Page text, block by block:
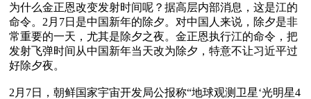
为什么金正恩改变发射时间呢？据高层内部消息，这是江的
命令。2月7日是中国新年的除夕。对中国人来说，除夕是非
常重要的一天，尤其是除夕之夜。金正恩执行江的命令，把
发射飞弹时间从中国新年当天改为除夕，特意不让习近平过
好除夕夜。
2月7日，朝鲜国家宇宙开发局公报称“地球观测卫星‘光明星4